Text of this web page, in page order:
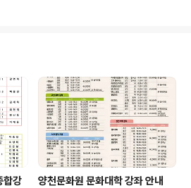
관심과 참여 부탁드리
우선으로 마지막까지
※ 상세안내 ■ 일시 : 202
장소 : 양천구 안양천
특별시 양천구 안양천로
합강
양천문화원 문화대학 강좌 안내